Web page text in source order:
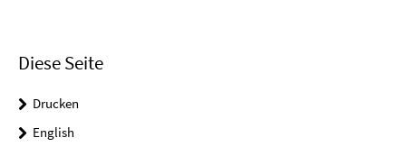
Diese Seite
Drucken
English